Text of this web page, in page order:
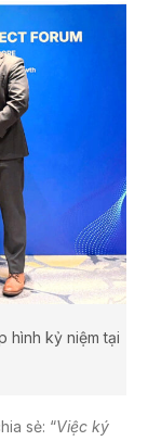
hình kỷ niệm tại
sẻ: “Việc ký